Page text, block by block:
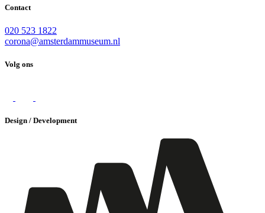
Contact
020 523 1822
corona@amsterdammuseum.nl
Volg ons
Design / Development